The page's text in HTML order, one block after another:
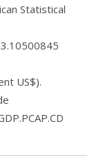
Statistical
US$).